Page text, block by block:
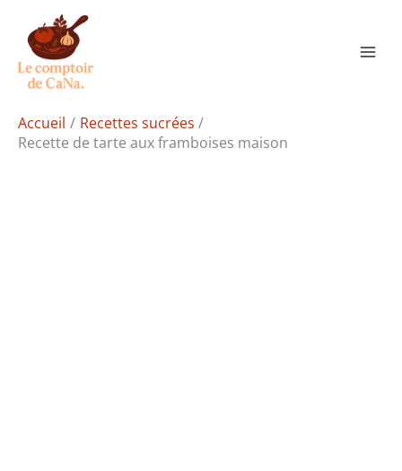
contenu
Accueil
Recettes sucrées
Recette de tarte aux framboises maison
Rechercher